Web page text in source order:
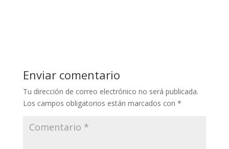
Enviar comentario
Tu dirección de correo electrónico no será publicada.
Los campos obligatorios están marcados con *